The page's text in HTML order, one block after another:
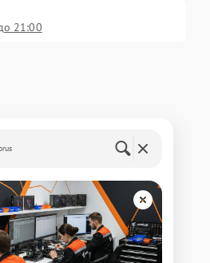
21:00